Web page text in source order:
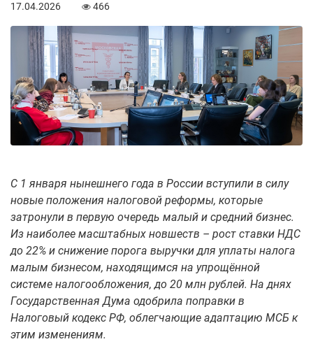
17.04.2026 466
С 1 января нынешнего года в России вступили в силу
новые положения налоговой реформы, которые
затронули в первую очередь малый и средний бизнес.
Из наиболее масштабных новшеств – рост ставки НДС
до 22% и снижение порога выручки для уплаты налога
малым бизнесом, находящимся на упрощённой
системе налогообложения, до 20 млн рублей. На днях
Государственная Дума одобрила поправки в
Налоговый кодекс РФ, облегчающие адаптацию МСБ к
этим изменениям.